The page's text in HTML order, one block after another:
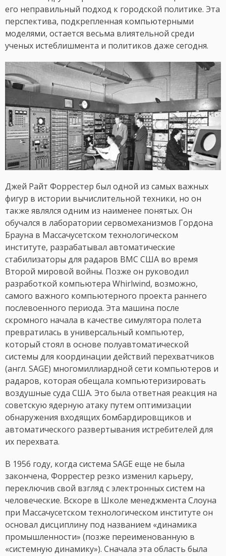
его неправильный подход к городской политике. Эта
перспектива, подкрепленная компьютерными
моделями, остается весьма влиятельной среди
ученых истеблишмента и политиков даже сегодня.
Джей Райт Форрестер был одной из самых важных
фигур в истории вычислительной техники, но он
также являлся одним из наименее понятых. Он
обучался в лаборатории сервомеханизмов Гордона
Брауна в Массачусетском технологическом
институте, разрабатывал автоматические
стабилизаторы для радаров ВМС США во время
Второй мировой войны. Позже он руководил
разработкой компьютера Whirlwind, возможно,
самого важного компьютерного проекта раннего
послевоенного периода. Эта машина после
скромного начала в качестве симулятора полета
превратилась в универсальный компьютер,
который стоял в основе полуавтоматической
системы для координации действий перехватчиков
(англ. SAGE) многомиллиардной сети компьютеров и
радаров, которая обещала компьютеризировать
воздушные суда США. Это была ответная реакция на
советскую ядерную атаку путем оптимизации
обнаружения входящих бомбардировщиков и
автоматического развертывания истребителей для
их перехвата.
В 1956 году, когда система SAGE еще не была
закончена, Форрестер резко изменил карьеру,
переключив свой взгляд с электронных систем на
человеческие. Вскоре в Школе менеджмента Слоуна
при Массачусетском технологическом институте он
основал дисциплину под названием «динамика
промышленности» (позже переименованную в
«системную динамику»). Сначала эта область была